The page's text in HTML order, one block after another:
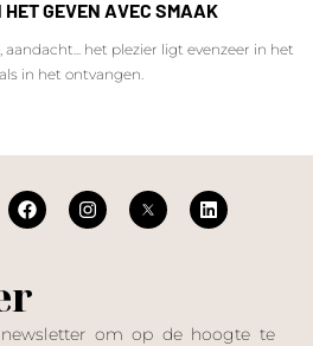
HET GEVEN AVEC SMAAK
aandacht... het plezier ligt evenzeer in het
in het ontvangen.
om op de hoogte te